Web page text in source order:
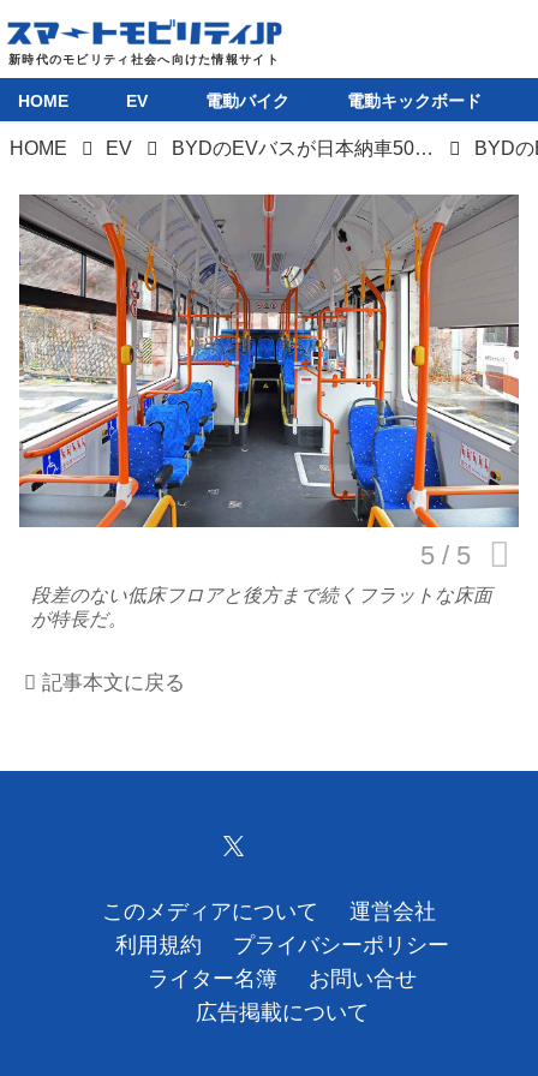
EV
電動バイク
電動キックボード
ライフスタイル
テクノロジー
このメディアについて
運営会社
プライバシーポリシー
HOME EV 電動バイク 電動キックボード
HOME EV BYDのEVバスが日本納車500台を達成。排出ガスゼロで世界遺産地域の環境保全に貢献 BYD
段差のない低床フロアと後方まで続くフラットな床面
が特長だ。
記事本文に戻る
このメディアについて
運営会社
利用規約
プライバシーポリシー
ライター名簿
お問い合せ
広告掲載について